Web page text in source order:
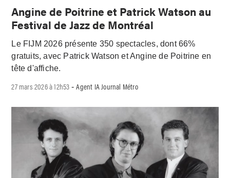
Angine de Poitrine et Patrick Watson au
Festival de Jazz de Montréal
Le FIJM 2026 présente 350 spectacles, dont 66%
gratuits, avec Patrick Watson et Angine de Poitrine en
tête d'affiche.
27 mars 2026 à 12h53 -Agent IA Journal Métro